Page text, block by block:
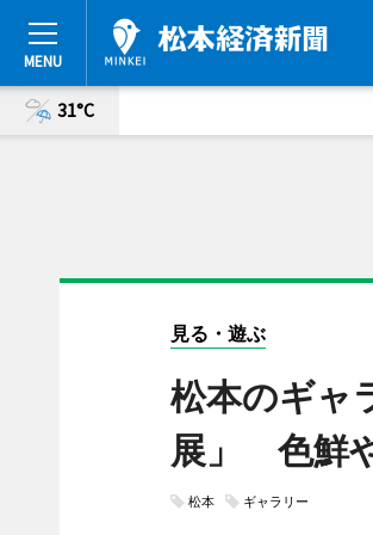
31°C
見る・遊ぶ
松本のギャ
展」 色鮮
松本 ギャラリー